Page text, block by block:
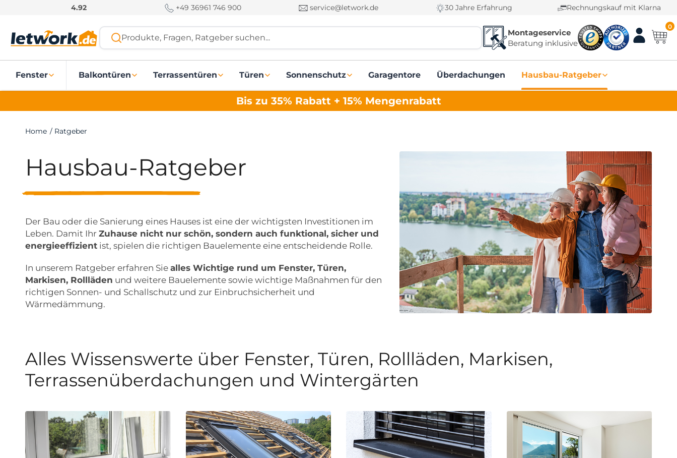
o
4.92 +49 36961 746 900 service@letwork.de 30 Jahre Erfahrung Rechnungskauf mit Klarna
Produkte, Fragen, Ratgeber suchen...
Montageservice
Beratung inklusive
0
Fenster Balkontüren Terrassentüren Türen Sonnenschutz Garagentore Überdachungen Hausbau-Ratgeber
Bis zu 35% Rabatt + 15% Mengenrabatt
Home / Ratgeber
Hausbau-Ratgeber
Der Bau oder die Sanierung eines Hauses ist eine der wichtigsten Investitionen im
Leben. Damit Ihr Zuhause nicht nur schön, sondern auch funktional, sicher und
energieeffizient ist, spielen die richtigen Bauelemente eine entscheidende Rolle.
In unserem Ratgeber erfahren Sie alles Wichtige rund um Fenster, Türen,
Markisen, Rollläden und weitere Bauelemente sowie wichtige Maßnahmen für den
richtigen Sonnen- und Schallschutz und zur Einbruchsicherheit und
Wärmedämmung.
Alles Wissenswerte über Fenster, Türen, Rollläden, Markisen,
Terrassenüberdachungen und Wintergärten